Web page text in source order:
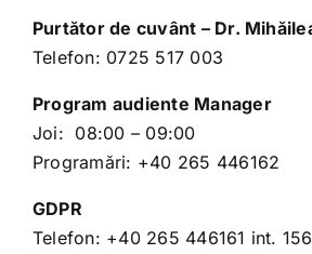
Purtător de cuvânt – Dr.
Telefon: 0725 517 003
Program audiente Manager
Joi: 08:00 – 09:00
Programări: +40 265 446162
GDPR
Telefon: +40 265 446161 int. 156